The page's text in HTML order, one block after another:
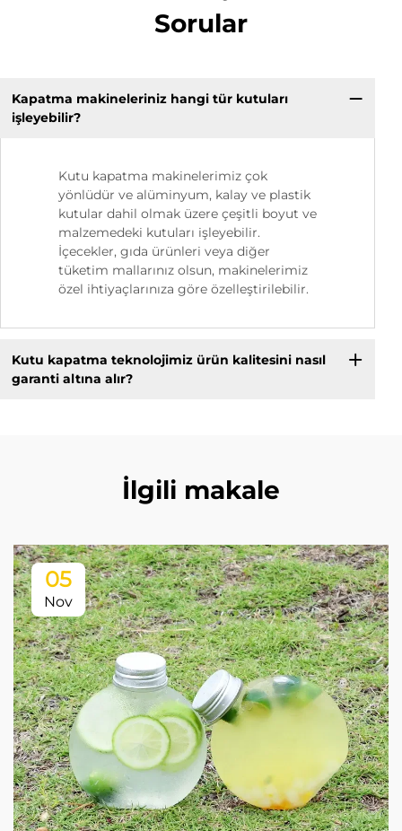
Sorular
Kapatma makineleriniz hangi tür kutuları
işleyebilir?
Kutu kapatma makinelerimiz çok
yönlüdür ve alüminyum, kalay ve plastik
kutular dahil olmak üzere çeşitli boyut ve
malzemedeki kutuları işleyebilir.
İçecekler, gıda ürünleri veya diğer
tüketim mallarınız olsun, makinelerimiz
özel ihtiyaçlarınıza göre özelleştirilebilir.
Kutu kapatma teknolojimiz ürün kalitesini nasıl
garanti altına alır?
İlgili makale
05
Nov